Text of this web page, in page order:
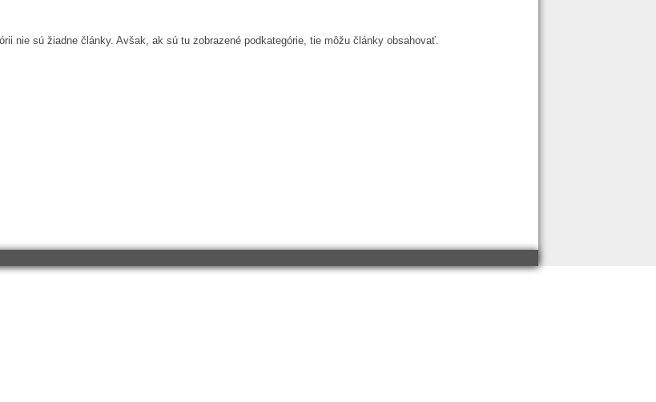
nie sú žiadne články. Avšak, ak sú tu zobrazené podkategórie, tie môžu články obsahovať.